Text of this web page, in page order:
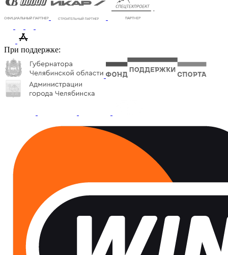
При поддержке: